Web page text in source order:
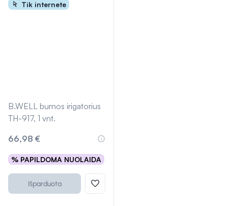
Tik internete
B.WELL burnos irigatorius
TH-917, 1 vnt.
66,98 €
% PAPILDOMA NUOLAIDA
Išparduota